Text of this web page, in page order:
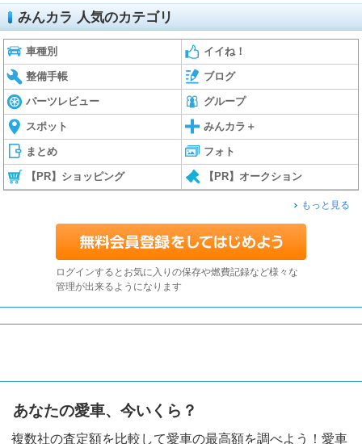
みんカラ 人気のカテゴリ
車種別 イイね！
整備手帳 ブログ
パーツレビュー グループ
スポット みんカラ＋
まとめ フォト
【PR】ショッピング 【PR】オークション
もっと見る
ログインするとお気に入りの保存や燃費記録など様々な
管理が出来るようになります
あなたの愛車、今いくら？
複数社の査定額を比較して愛車の最高額を調べよう！愛車